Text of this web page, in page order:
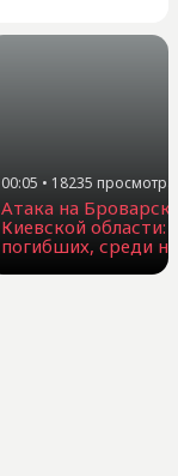
00:05 • 18235 просмотра
Атака на
Киевской области:
погибших, среди